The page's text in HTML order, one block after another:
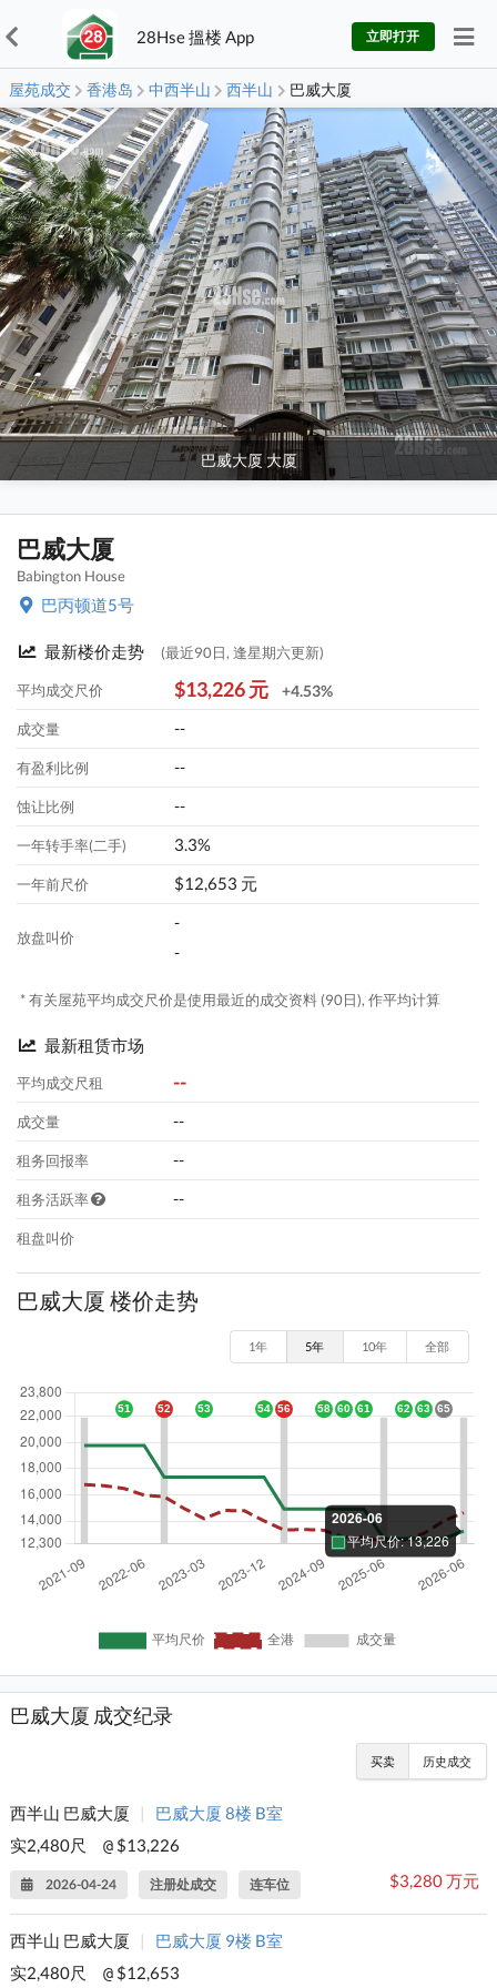
28Hse 搵楼 App 立即打开
屋苑成交 香港岛 中西半山 西半山 巴威大厦
巴威大厦 大厦
巴威大厦
Babington House
巴丙顿道5号
最新楼价走势 (最近90日, 逢星期六更新)
平均成交尺价 $13,226 元 +4.53%
成交量 --
有盈利比例 --
蚀让比例 --
一年转手率(二手) 3.3%
一年前尺价 $12,653 元
放盘叫价
-
-
* 有关屋苑平均成交尺价是使用最近的成交资料 (90日), 作平均计算
最新租赁市场
平均成交尺租 --
成交量 --
租务回报率 --
租务活跃率 --
租盘叫价
巴威大厦 楼价走势
1年 5年 10年 全部
巴威大厦 成交纪录
买卖 历史成交
西半山 巴威大厦 |
巴威大厦 8楼 B室
实2,480尺
@ $13,226
2026-04-24 注册处成交 连车位 $3,280 万元
西半山 巴威大厦 |
巴威大厦 9楼 B室
实2,480尺
@ $12,653